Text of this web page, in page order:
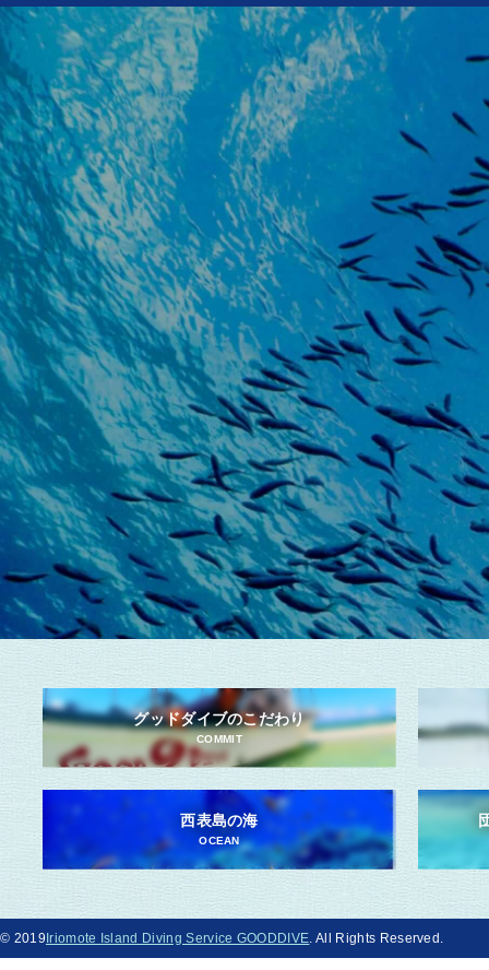
グッドダイブのこだわり
COMMIT
西表島の海
OCEAN
© 2019Iriomote Island Diving Service GOODDIVE . All Rights Reserved.